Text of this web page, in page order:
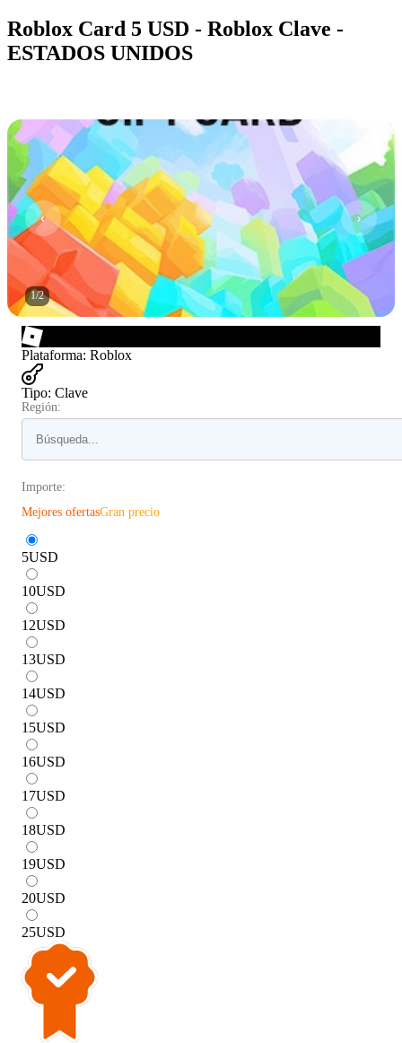
Roblox Card 5 USD - Roblox Clave -
ESTADOS UNIDOS
1/2
Plataforma: Roblox
Tipo: Clave
Región:
Importe:
Mejores ofertasGran precio
5USD
10USD
12USD
13USD
14USD
15USD
16USD
17USD
18USD
19USD
20USD
25USD